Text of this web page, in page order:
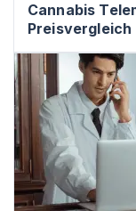
Cannabis
Preisvergleich